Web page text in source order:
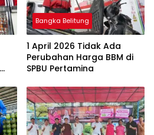
Bangka Belitung
1 April 2026 Tidak Ada
Perubahan Harga BBM di
SPBU Pertamina